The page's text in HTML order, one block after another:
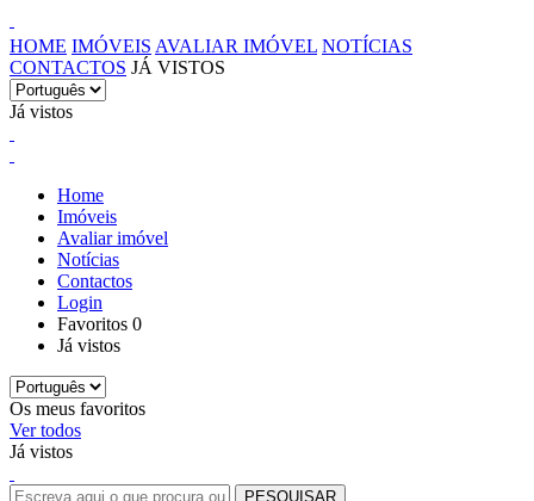
HOME IMÓVEIS AVALIAR IMÓVEL NOTÍCIAS
CONTACTOS JÁ VISTOS
Já vistos
Home
Imóveis
Avaliar imóvel
Notícias
Contactos
Login
Favoritos 0
Já vistos
Os meus favoritos
Ver todos
Já vistos